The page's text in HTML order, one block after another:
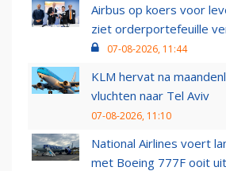
Airbus op koers voor
ziet orderportefeuille
07-08-2026, 11:44
KLM hervat na
vluchten naar Tel Aviv
07-08-2026, 11:10
National Airlines voert
met Boeing 777F ooit uit